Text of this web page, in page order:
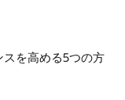
を高める5つの方